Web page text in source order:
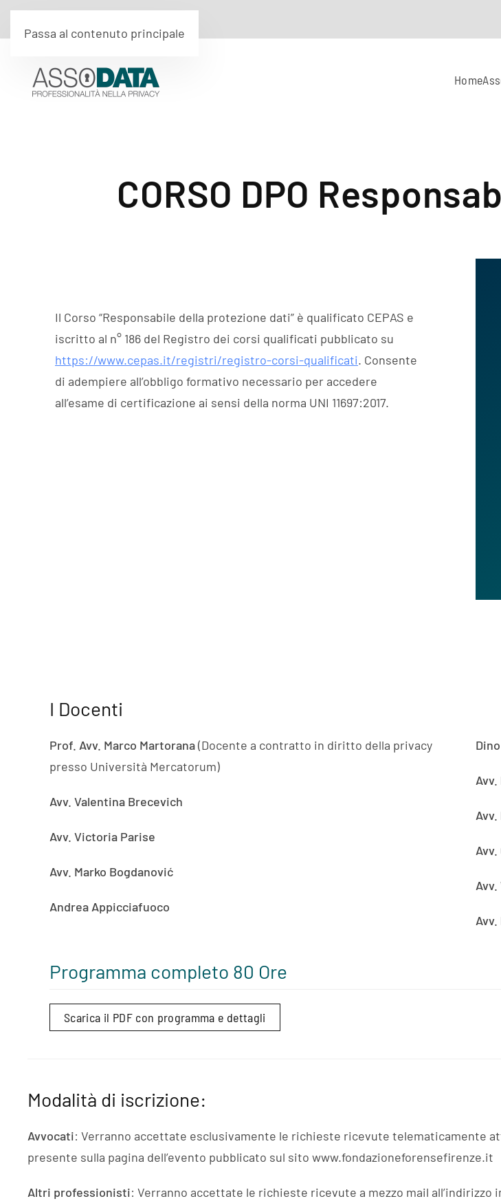
Passa al contenuto principale
Home
CORSO DPO
Il Corso “Responsabile della protezione dati” è qualificato CEPAS e
iscritto al n° 186 del Registro dei corsi qualificati pubblicato su
https://www.cepas.it/registri/registro-corsi-qualificati. Consente
di adempiere all’obbligo formativo necessario per accedere
all’esame di certificazione ai sensi della norma UNI 11697:2017.
I Docenti
Prof. Avv. Marco Martorana(Docente a contratto in diritto della privacy
presso Università Mercatorum)
Avv. Valentina Brecevich
Avv. Victoria Parise
Avv. Marko Bogdanović
Andrea Appicciafuoco
Programma completo 80 Ore
Scarica il PDF con programma e dettagli
Modalità di iscrizione:
Avvocati: Verranno accettate esclusivamente le richieste ricevute telematicamente
presente sulla pagina dell’evento pubblicato sul sito www.fondazioneforensefirenze.it
Altri professionisti: Verranno accettate le richieste ricevute a mezzo mail all’indirizzo